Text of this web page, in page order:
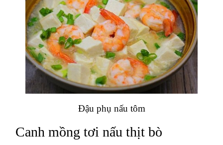
Đậu phụ nấu tôm
Canh mồng tơi nấu thịt bò